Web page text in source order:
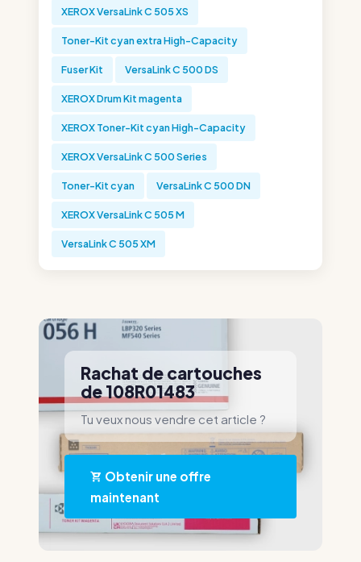
XEROX VersaLink C 505 XS
Toner-Kit cyan extra High-Capacity
Fuser Kit VersaLink C 500 DS
XEROX Drum Kit magenta
XEROX Toner-Kit cyan High-Capacity
XEROX VersaLink C 500 Series
Toner-Kit cyan VersaLink C 500 DN
XEROX VersaLink C 505 M
VersaLink C 505 XM
Rachat de cartouches
de 108R01483
Tu veux nous vendre cet article ?
Obtenir une offre
maintenant